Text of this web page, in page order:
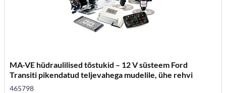
MA-VE hüdraulilised tõstukid – 12 V süsteem Ford
Transiti pikendatud teljevahega mudelile, ühe rehvi
465798